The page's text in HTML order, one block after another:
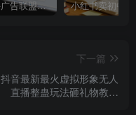
Adxkit国外广告联盟系统，一天上500+广告，让你的投放更加高效简单！
下一篇
抖音最新最火虚拟形象无人
直播整蛊玩法砸礼物教程